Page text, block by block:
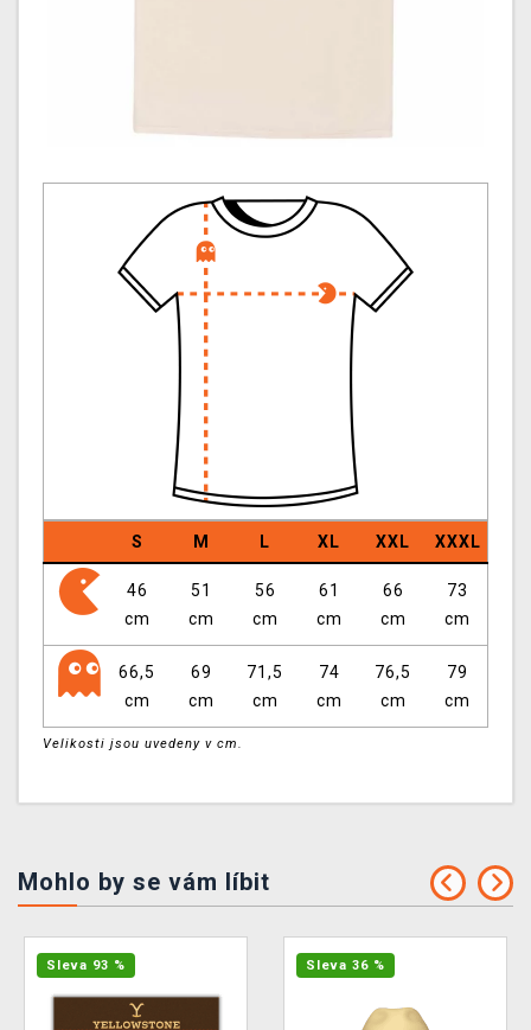
S M L XL XXL XXXL
46
cm
51
cm
56
cm
61
cm
66
cm
73
cm
66,5
cm
69
cm
71,5
cm
74
cm
76,5
cm
79
cm
Velikosti jsou uvedeny v cm.
Mohlo by se vám líbit
Sleva 93 % Sleva 36 %